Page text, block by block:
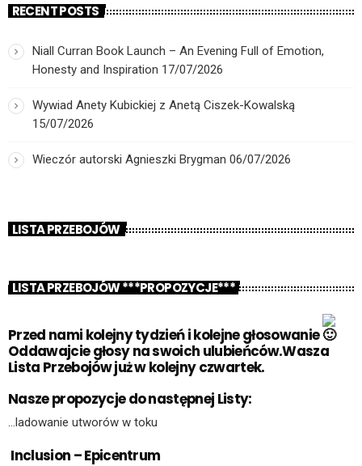
RECENT POSTS
Niall Curran Book Launch – An Evening Full of Emotion,
Honesty and Inspiration 17/07/2026
Wywiad Anety Kubickiej z Anetą Ciszek-Kowalską
15/07/2026
Wieczór autorski Agnieszki Brygman 06/07/2026
LISTA PRZEBOJÓW
LISTA PRZEBOJÓW ***PROPOZYCJE***
Przed nami kolejny tydzień i kolejne głosowanie
Oddawajcie głosy na swoich ulubieńców.Wasza
Lista Przebojów już w kolejny czwartek.
Nasze propozycje do następnej Listy:
…ladowanie utworów w toku
Inclusion – Epicentrum